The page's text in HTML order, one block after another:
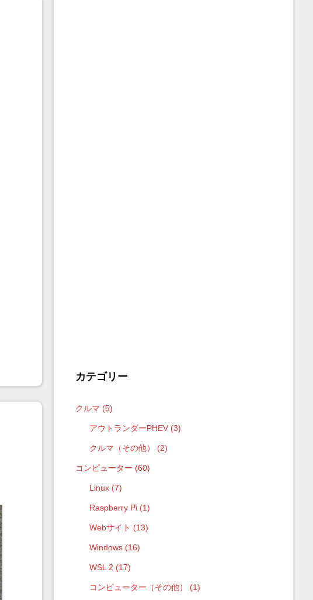
カテゴリー
クルマ (5)
アウトランダーPHEV (3)
クルマ（その他） (2)
コンピューター (60)
Linux (7)
Raspberry Pi (1)
Webサイト (13)
Windows (16)
WSL 2 (17)
コンピューター（その他） (1)